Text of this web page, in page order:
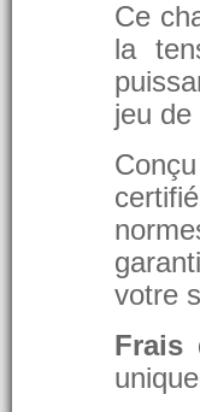
Ce
la
jeu de
votre
Frais